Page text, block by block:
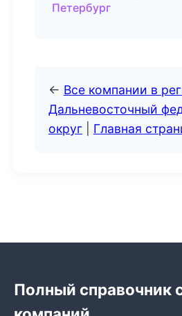
Петербург
← Все компании в
Дальневосточный
округ
Главная
Полный справочник